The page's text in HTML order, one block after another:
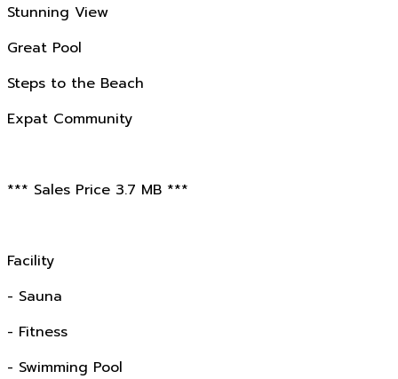
Stunning View
Great Pool
Steps to the Beach
Expat Community
*** Sales Price 3.7 MB ***
Facility
- Sauna
- Fitness
- Swimming Pool